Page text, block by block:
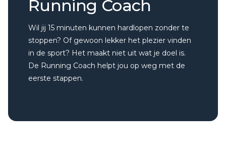
Running Coach
Wil jij 15 minuten kunnen hardlopen zonder te
stoppen? Of gewoon lekker het plezier vinden
in de sport? Het maakt niet uit wat je doel is.
De Running Coach helpt jou op weg met de
eerste stappen.